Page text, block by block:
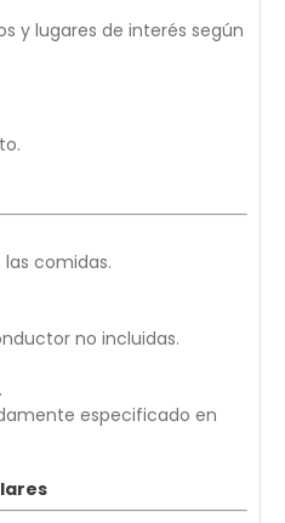
y lugares de interés según
las comidas.
no incluidas.
especificado en